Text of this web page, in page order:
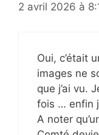
2 avril 2026 à
Oui, c’était
images ne
que j’ai vu.
fois … enfin
A noter